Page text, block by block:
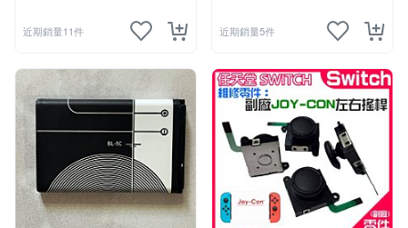
近期銷量11件 近期銷量5件